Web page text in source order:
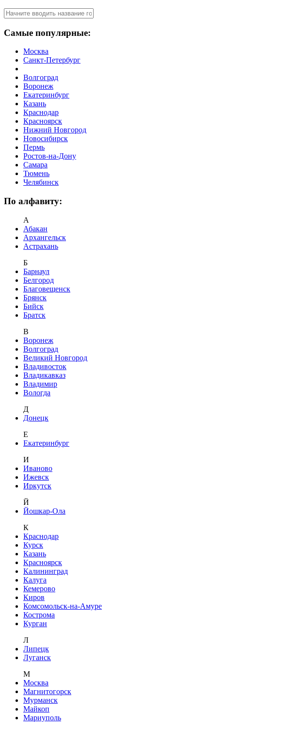
Самые популярные:
Москва
Санкт-Петербург
Волгоград
Воронеж
Екатеринбург
Казань
Краснодар
Красноярск
Нижний Новгород
Новосибирск
Пермь
Ростов-на-Дону
Самара
Тюмень
Челябинск
По алфавиту:
А
Абакан
Архангельск
Астрахань
Б
Барнаул
Белгород
Благовещенск
Брянск
Бийск
Братск
В
Воронеж
Волгоград
Великий Новгород
Владивосток
Владикавказ
Владимир
Вологда
Д
Донецк
Е
Екатеринбург
И
Иваново
Ижевск
Иркутск
Й
Йошкар-Ола
К
Краснодар
Курск
Казань
Красноярск
Калининград
Калуга
Кемерово
Киров
Комсомольск-на-Амуре
Кострома
Курган
Л
Липецк
Луганск
М
Москва
Магнитогорск
Мурманск
Майкоп
Мариуполь